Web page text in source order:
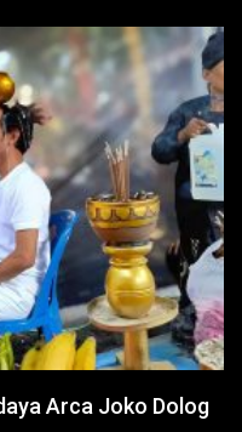
Arca Joko Dolog